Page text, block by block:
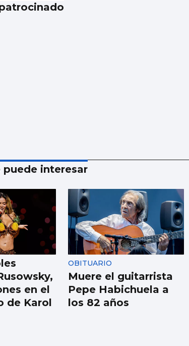
puede interesar
en el
de Karol
OBITUARIO
Muere el guitarrista
Pepe Habichuela a
los 82 años